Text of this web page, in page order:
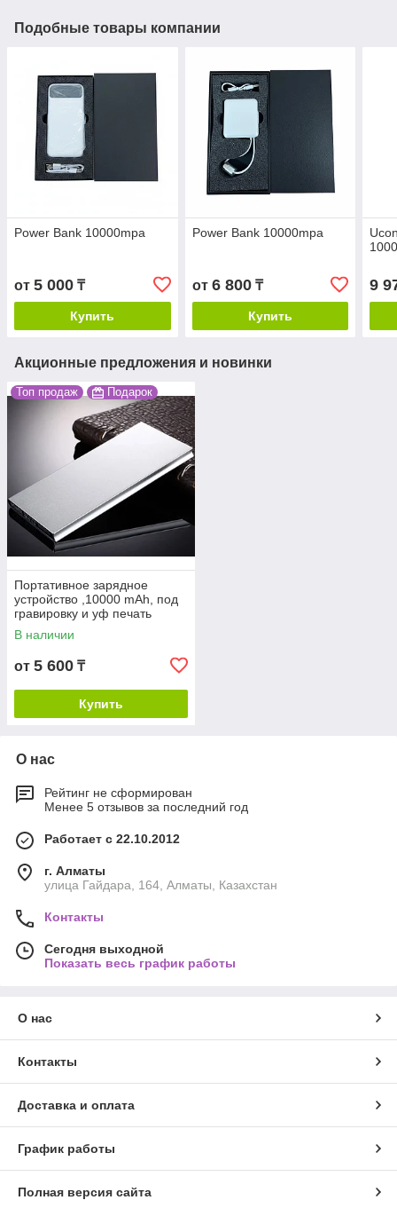
Подобные товары компании
Power Bank 10000mpa
от 5 000 ₸
Купить
Power Bank 10000mpa
от 6 800₸
Купить
9
Акционные предложения и новинки
Топ продаж Подарок
Портативное зарядное
устройство ,10000 mAh, под
гравировку и уф печать
В наличии
от 5 600 ₸
Купить
О нас
Рейтинг не сформирован
Менее 5 отзывов за последний год
Работает с 22.10.2012
г. Алматы
улица Гайдара, 164, Алматы, Казахстан
Контакты
Сегодня выходной
Показать весь график работы
О нас
Контакты
Доставка и оплата
График работы
Полная версия сайта